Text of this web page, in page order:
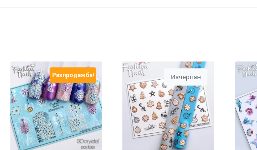
Разпродажба! Изчерпан